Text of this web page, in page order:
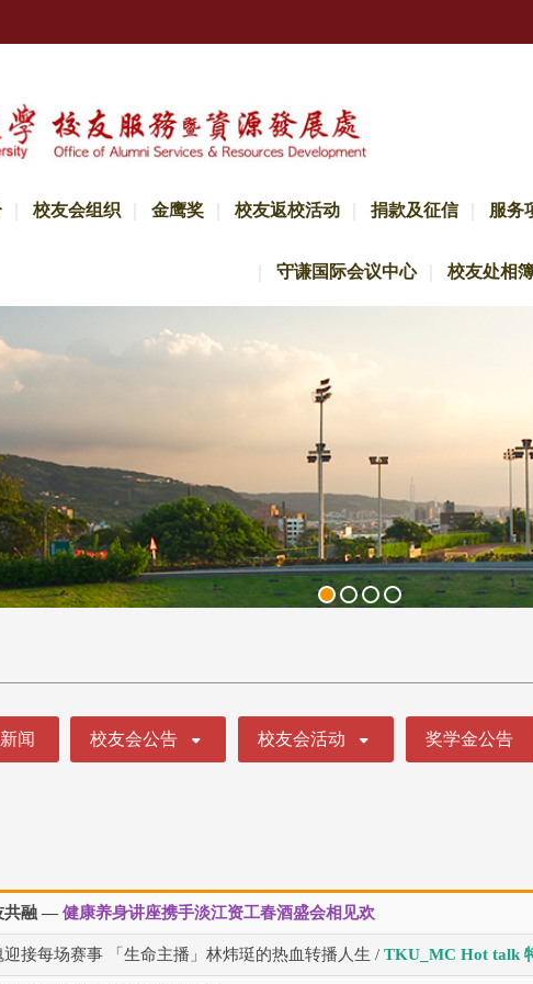
校友会组织 金鹰奖 校友返校活动 捐款及征信 服务
守谦国际会议中心 校友处相
闻 校友会公告 校友会活动 奖学金公告
共融 — 健康养身讲座携手淡江资工春酒盛会相见欢
接每场赛事 「生命主播」林炜珽的热血转播人生 / TKU_MC Hot talk